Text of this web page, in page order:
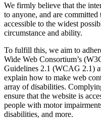
We firmly believe that the
to anyone, and are
accessible to the widest
circumstance and ability.
To fulfill this, we aim to
Wide Web Consortium’s
Guidelines 2.1 (WCAG 2.1)
explain how to make web
array of disabilities.
ensure that the website is
people with motor
disabilities, and more.